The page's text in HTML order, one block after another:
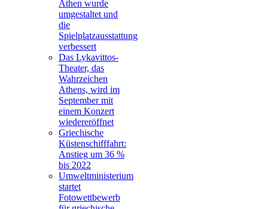
Athen wurde
umgestaltet und
die
Spielplatzausstattung
verbessert
Das Lykavittos-
Theater, das
Wahrzeichen
Athens, wird im
September mit
einem Konzert
wiedereröffnet
Griechische
Küstenschifffahrt:
Anstieg um 36 %
bis 2022
Umweltministerium
startet
Fotowettbewerb